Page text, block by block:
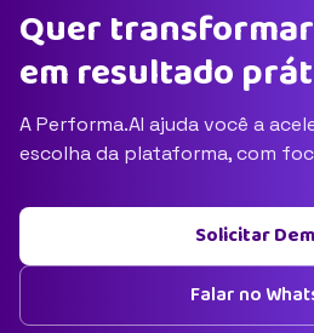
Quer
em resultado
A Performa.AI ajuda você a
escolha da plataforma, com
Solicitar
Falar no